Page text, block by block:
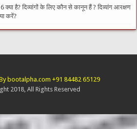
क्या है? दिव्यांगों के लिए कौन से कानून हैं ? दिव्यांग आरक्षण
करें?
bootalpha.com +91 84482 65129
2018, All Rights Reserved